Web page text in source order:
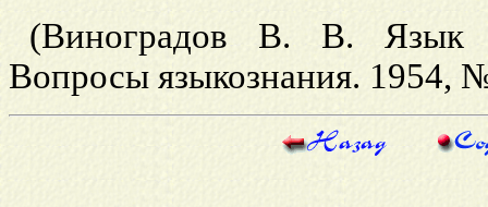
(Виноградов В. В. Язык
Вопросы языкознания. 1954,